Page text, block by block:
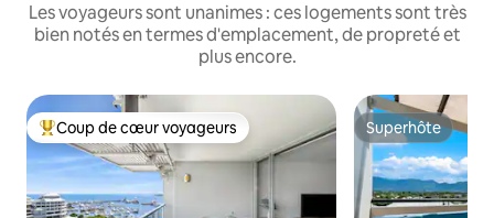
Les voyageurs sont unanimes : ces logements sont très
bien notés en termes d'emplacement, de propreté et
plus encore.
Coups de cœur voyageurs les plus appréciés
Coup de cœur voyageurs Superhôte
Superhôte